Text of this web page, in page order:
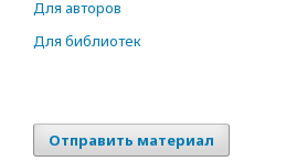
Для авторов
Для библиотек
Отправить материал